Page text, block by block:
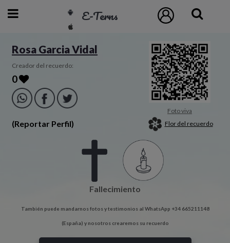
E-Terns
ESP
ENG
POR
Inicio
Acceso
Rosa Garcia Vidal
Creador del recuerdo:
0
(Reportar Perfil)
Foto viva
Flor del recuerdo
Fallecimiento
También puede mandarnos fotos y testimonios al WhatsApp +34 665211148
(España) y nosotros crearemos su recuerdo